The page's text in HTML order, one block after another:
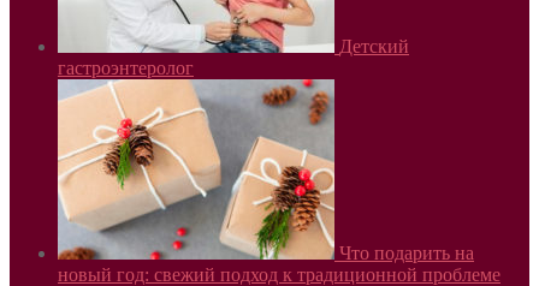
Детский
гастроэнтеролог
Что подарить на
новый год: свежий подход к традиционной проблеме